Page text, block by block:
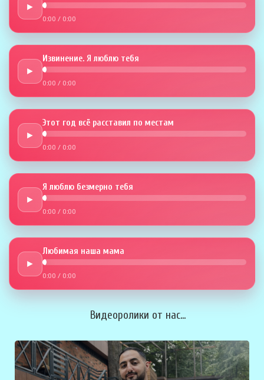
►
0:00 / 0:00
►
Извинение. Я люблю тебя
0:00 / 0:00
►
Этот год всё расставил по местам
0:00 / 0:00
►
Я люблю безмерно тебя
0:00 / 0:00
►
Любимая наша мама
0:00 / 0:00
Видеоролики от нас...